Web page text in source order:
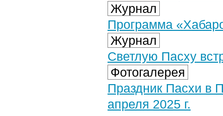
Журнал
Программа
Журнал
Светлую Пасху
Фотогалерея
Праздник Пасхи в
апреля 2025 г.